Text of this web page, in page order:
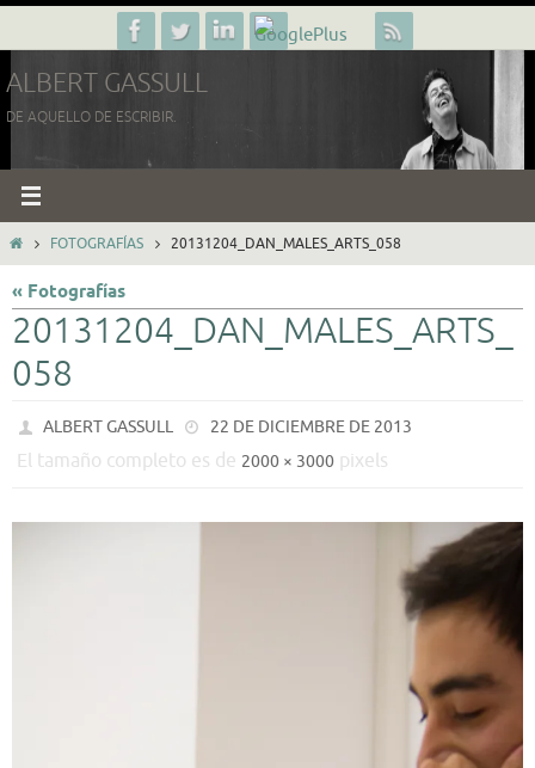
al
contenido
ALBERT GASSULL
DE AQUELLO DE ESCRIBIR.
INICIOFOTOGRAFÍAS 20131204_DAN_MALES_ARTS_058
« Fotografías
20131204_DAN_MALES_ARTS_
058
ALBERT GASSULL 22 DE DICIEMBRE DE 2013
El tamaño completo es de 2000 × 3000 pixels